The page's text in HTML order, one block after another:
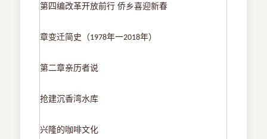
第四编改革开放前行 侨乡喜迎新春
章变迁简史（1978年一2018年）
第二章亲历者说
抢建沉香湾水库
兴隆的咖啡文化